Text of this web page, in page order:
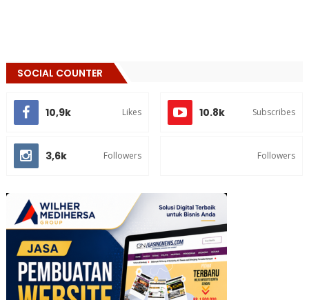
SOCIAL COUNTER
10,9k Likes 10.8k Subscribes
3,6k Followers Followers